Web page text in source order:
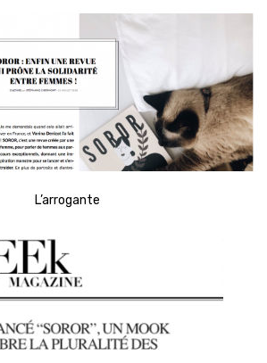
L’arrogante